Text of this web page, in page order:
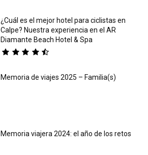
¿Cuál es el mejor hotel para ciclistas en
Calpe? Nuestra experiencia en el AR
Diamante Beach Hotel & Spa
Memoria de viajes 2025 – Familia(s)
Memoria viajera 2024: el año de los retos